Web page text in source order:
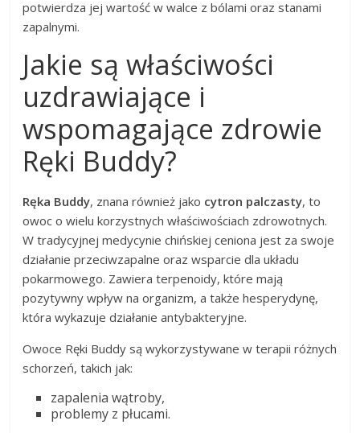
potwierdza jej wartość w walce z bólami oraz stanami
zapalnymi.
Jakie są właściwości
uzdrawiające i
wspomagające zdrowie
Ręki Buddy?
Ręka Buddy, znana również jako cytron palczasty, to
owoc o wielu korzystnych właściwościach zdrowotnych.
W tradycyjnej medycynie chińskiej ceniona jest za swoje
działanie przeciwzapalne oraz wsparcie dla układu
pokarmowego. Zawiera terpenoidy, które mają
pozytywny wpływ na organizm, a także hesperydynę,
która wykazuje działanie antybakteryjne.
Owoce Ręki Buddy są wykorzystywane w terapii różnych
schorzeń, takich jak:
zapalenia wątroby,
problemy z płucami.